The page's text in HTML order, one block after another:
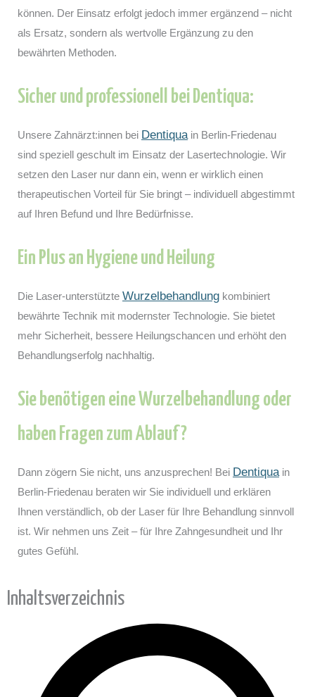
Inhaltsverzeichnis
können. Der Einsatz erfolgt jedoch immer ergänzend – nicht
als Ersatz, sondern als wertvolle Ergänzung zu den
bewährten Methoden.
Sicher und professionell bei Dentiqua:
Unsere Zahnärzt:innen bei Dentiqua in Berlin-Friedenau
sind speziell geschult im Einsatz der Lasertechnologie. Wir
setzen den Laser nur dann ein, wenn er wirklich einen
therapeutischen Vorteil für Sie bringt – individuell abgestimmt
auf Ihren Befund und Ihre Bedürfnisse.
Ein Plus an Hygiene und Heilung
Die Laser-unterstützte Wurzelbehandlung kombiniert
bewährte Technik mit modernster Technologie. Sie bietet
mehr Sicherheit, bessere Heilungschancen und erhöht den
Behandlungserfolg nachhaltig.
Sie benötigen eine Wurzelbehandlung oder
haben Fragen zum Ablauf?
Dann zögern Sie nicht, uns anzusprechen! Bei Dentiqua in
Berlin-Friedenau beraten wir Sie individuell und erklären
Ihnen verständlich, ob der Laser für Ihre Behandlung sinnvoll
ist. Wir nehmen uns Zeit – für Ihre Zahngesundheit und Ihr
gutes Gefühl.